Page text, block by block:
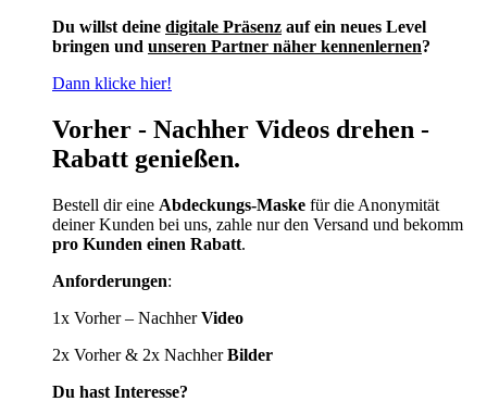
Du willst deine digitale Präsenz auf ein neues Level
bringen und unseren Partner näher kennenlernen?
Dann klicke hier!
Vorher - Nachher Videos drehen -
Rabatt genießen.
Bestell dir eine Abdeckungs-Maske für die Anonymität
deiner Kunden bei uns, zahle nur den Versand und bekomm
pro Kunden einen Rabatt.
Anforderungen:
1x Vorher – NachherVideo
2x Vorher & 2x NachherBilder
Du hast Interesse?